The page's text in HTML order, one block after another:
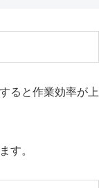
ると作業効率が上
す。